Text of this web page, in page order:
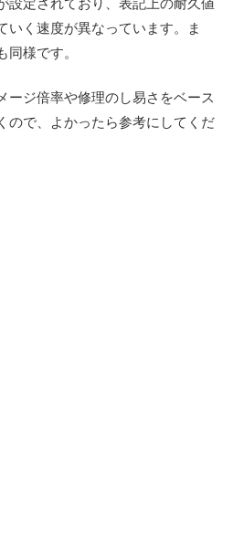
設定されており、表記上の耐久値
いく速度が異なっています。ま
同様です。
ージ倍率や修理のし易さをベース
ので、よかったら参考にしてくだ